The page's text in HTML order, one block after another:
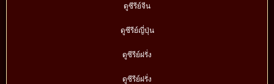
ดูซีรีย์จีน
ดูซีรีย์ญี่ปุ่น
ดูซีรีย์ฝรั่ง
ดูซีรีย์ฝรั่ง